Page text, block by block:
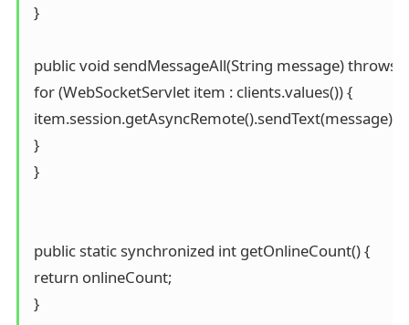
}
public void sendMessageAll(String message) throws
for (WebSocketServlet item : clients.values()) {
item.session.getAsyncRemote().sendText(message);
}
}
public static synchronized int getOnlineCount() {
return onlineCount;
}